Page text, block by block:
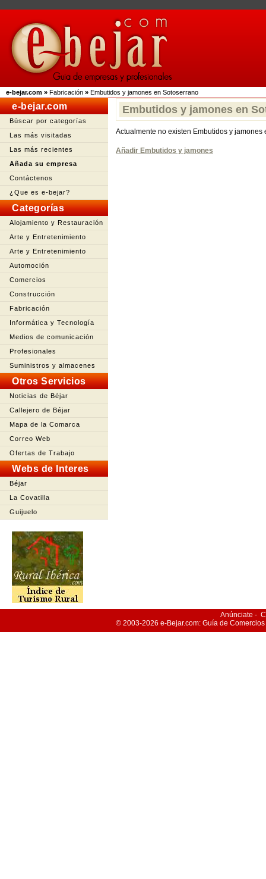
e-bejar.com » Fabricación » Embutidos y jamones en Sotoserrano
e-bejar.com
Búscar por categorías
Las más visitadas
Las más recientes
Añada su empresa
Contáctenos
¿Que es e-bejar?
Categorías
Alojamiento y Restauración
Arte y Entretenimiento
Arte y Entretenimiento
Automoción
Comercios
Construcción
Fabricación
Informática y Tecnología
Medios de comunicación
Profesionales
Suministros y almacenes
Otros Servicios
Noticias de Béjar
Callejero de Béjar
Mapa de la Comarca
Correo Web
Ofertas de Trabajo
Webs de Interes
Béjar
La Covatilla
Guijuelo
Embutidos y jamones en
Actualmente no existen Embutidos y jamones
Añadir Embutidos y jamones
Anúnciate -
© 2003-2026 e-Bejar.com: Guía de